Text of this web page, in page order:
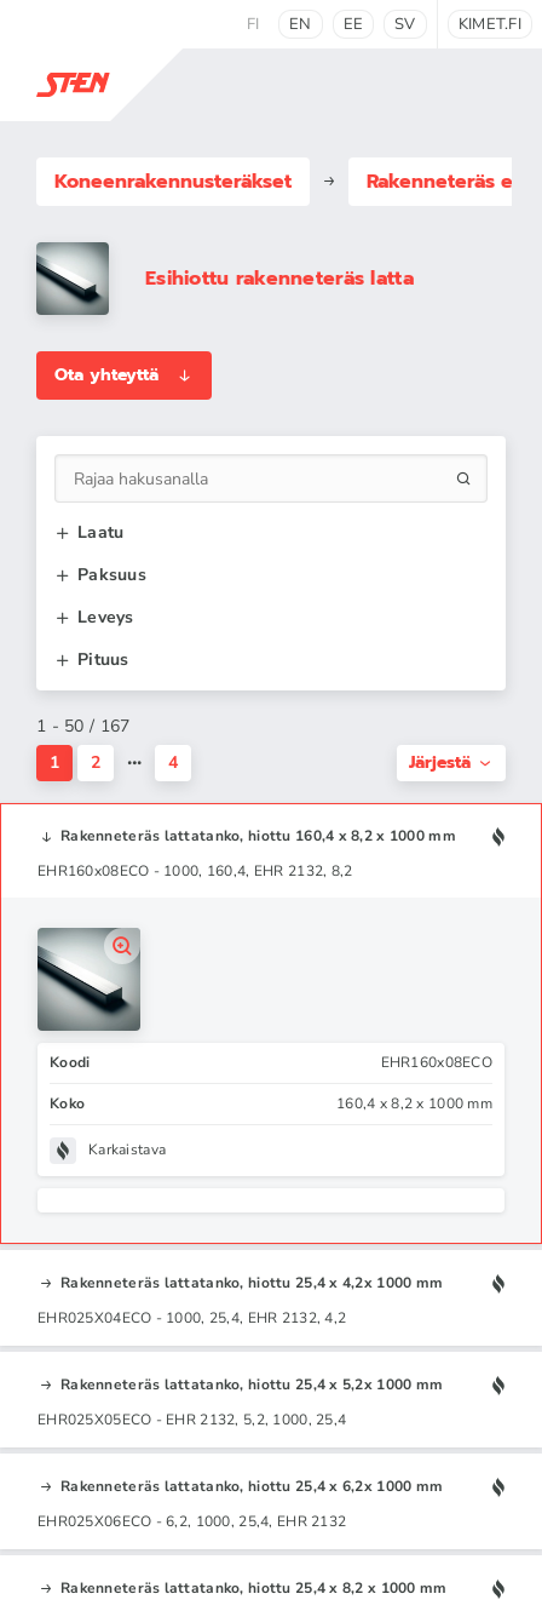
FI EN EE SV KIMET.FI
Koneenrakennus­teräkset Rakenneteräs
Esihiottu rakenneteräs latta
Ota yhteyttä
Laatu
Paksuus
Leveys
Pituus
1 - 50 / 167
1
2 4 Järjestä
Rakenneteräs lattatanko, hiottu 160,4 x 8,2 x 1000 mm
EHR160x08ECO - 1000, 160,4, EHR 2132, 8,2
Koodi EHR160x08ECO
Koko 160,4 x 8,2 x 1000 mm
Karkaistava
Rakenneteräs lattatanko, hiottu 25,4 x 4,2x 1000 mm
EHR025X04ECO - 1000, 25,4, EHR 2132, 4,2
Rakenneteräs lattatanko, hiottu 25,4 x 5,2x 1000 mm
EHR025X05ECO - EHR 2132, 5,2, 1000, 25,4
Rakenneteräs lattatanko, hiottu 25,4 x 6,2x 1000 mm
EHR025X06ECO - 6,2, 1000, 25,4, EHR 2132
Rakenneteräs lattatanko, hiottu 25,4 x 8,2 x 1000 mm